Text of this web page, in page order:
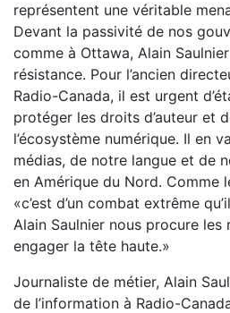
représentent une véritable
Devant la passivité de nos
comme à Ottawa, Alain
résistance. Pour l’ancien
Radio-Canada, il est urgent
protéger les droits d’auteur et
l’écosystème numérique. Il en
médias, de notre langue et de
en Amérique du Nord. Comme
«c’est d’un combat extrême
Alain Saulnier nous procure les
engager la tête haute.»
Journaliste de métier, Alain
de l’information à Radio-